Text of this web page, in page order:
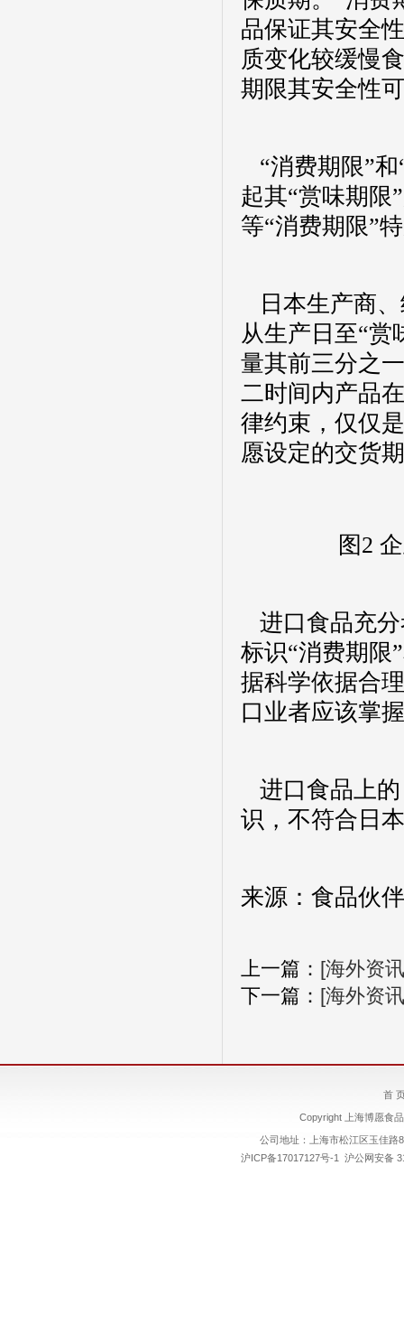
品保证其安全
质变化较缓慢
期限其安全性
“消费期限”和
起其“赏味期限
等“消费期限”
日本生产商
从生产日至“赏
量其前三分之
二时间内产品
律约束，仅仅
愿设定的交货
图 2
进口食品充分
标识“消费期限
据科学依据合
口业者应该掌
进口食品上的
识，不符合日
来源：食品伙
上一篇： [海外资
下一篇： [海外资
首
Copyright 上海博愿食
公司地址：上海市松江区玉佳路
沪ICP备17017127号-1
沪公网安备